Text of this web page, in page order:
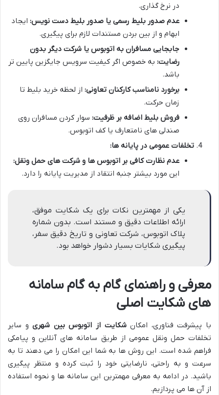
در نرخ گذاری.
عدم صدور بلیط رسمی یا صدور بلیط دست نویس: ایجاد
ابهام و از بین بردن مستندات لازم برای پیگیری.
جابجایی مسافران به اتوبوس یا شرکت دیگر بدون
رضایت: به خصوص اگر کیفیت سرویس جایگزین پایین تر
باشد.
برخورد نامناسب کارکنان تعاونی: از لحظه خرید بلیط تا
زمان حرکت.
فروش بلیط اضافه بر ظرفیت: سوار کردن مسافران روی
صندلی های نامتعارف یا کف اتوبوس.
تخلفات عمومی در پایانه ها:
عدم نظارت کافی بر اتوبوس ها و شرکت های حمل ونقل:
این مورد بیشتر جنبه انتقاد از مدیریت پایانه را دارد.
یکی از مهمترین نکات برای یک شکایت موفق،
ارائه اطلاعات دقیق و مستند است. بدون شماره
پلاک اتوبوس، شرکت تعاونی و تاریخ دقیق سفر،
پیگیری شکایات بسیار دشوار خواهد بود.
معرفی و راهنمای گام به گام سامانه
های شکایت اصلی
با پیشرفت فناوری، امکانشکایت از اتوبوس بین شهریو سایر
تخلفات حمل ونقل عمومی از طریق سامانه های آنلاین و پیامکی
فراهم شده است. این روش ها به شما این امکان را می دهند تا به
سرعت و به راحتی، نارضایتی خود را ثبت کرده و منتظر پیگیری
باشید. در ادامه به معرفی مهمترین این سامانه ها و نحوه استفاده
از آن ها می پردازیم.